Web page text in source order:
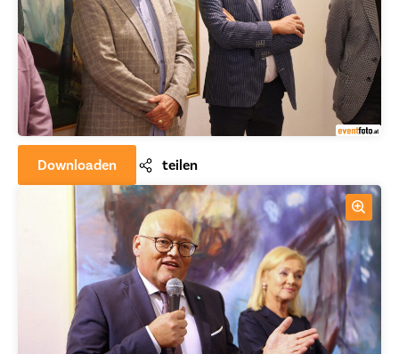
Downloaden teilen